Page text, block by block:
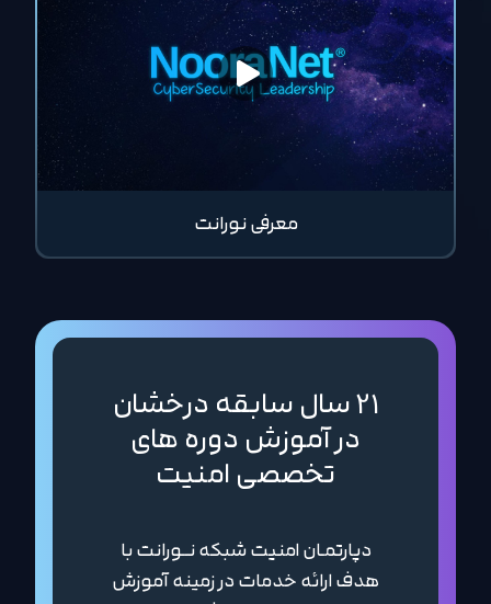
معرفی نورانت
21 سال سابقه درخشان
در آموزش دوره های
تخصصی امنیت
دپارتمـان امنیت شبکه نــورانت با
هدف ارائه خدمات در زمینه آموزش